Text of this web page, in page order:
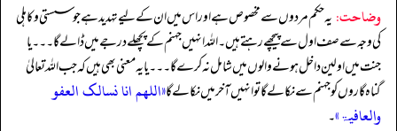
وضاحت: یہ حکم مردوں سے مخصوص ہے اور اس میں ان کے لیے تہدید ہے جو سستی و کاہلی
کی وجہ سے صف اول سے پیچھے رہتے ہیں۔ اللہ انہیں جہنم کے پچھلے درجے میں ڈالے گا۔۔۔ یا
جنت میں اولین داخل ہونے والوں میں شامل نہ کرے گا۔۔۔ یا یہ معنی بھی ہیں کہ جب اللہ تعالیٰ
گناہ گاروں کو جہنم سے نکالے گا تو انہیں آخر میں نکالے گا«اللھم انا نسالک العفو
والعافیۃ»۔